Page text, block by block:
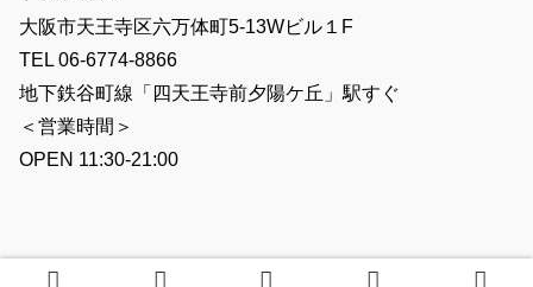
大阪市天王寺区六万体町5-13Wビル１F
TEL 06-6774-8866
地下鉄谷町線「四天王寺前夕陽ケ丘」駅すぐ
＜営業時間＞
OPEN 11:30-21:00